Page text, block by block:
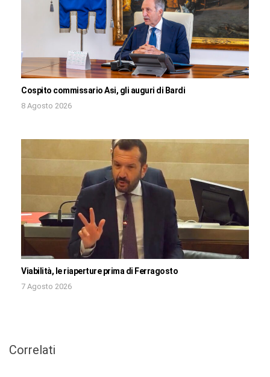
Cospito commissario Asi, gli auguri di Bardi
8 Agosto 2026
Viabilità, le riaperture prima di Ferragosto
7 Agosto 2026
Correlati